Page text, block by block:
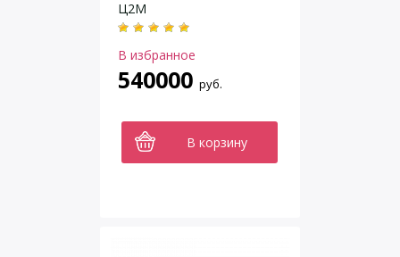
Ц2М
В избранное
540000 руб.
В корзину